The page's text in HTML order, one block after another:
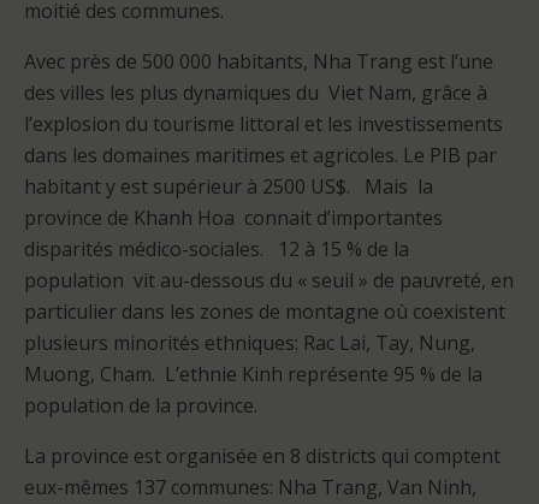
moitié des communes.
Avec près de 500 000 habitants, Nha Trang est l’une
des villes les plus dynamiques du Viet Nam, grâce à
l’explosion du tourisme littoral et les investissements
dans les domaines maritimes et agricoles. Le PIB par
habitant y est supérieur à 2500 US$. Mais la
province de Khanh Hoa connait d’importantes
disparités médico-sociales. 12 à 15 % de la
population vit au-dessous du « seuil » de pauvreté, en
particulier dans les zones de montagne où coexistent
plusieurs minorités ethniques: Rac Lai, Tay, Nung,
Muong, Cham. L’ethnie Kinh représente 95 % de la
population de la province.
La province est organisée en 8 districts qui comptent
eux-mêmes 137 communes: Nha Trang, Van Ninh,